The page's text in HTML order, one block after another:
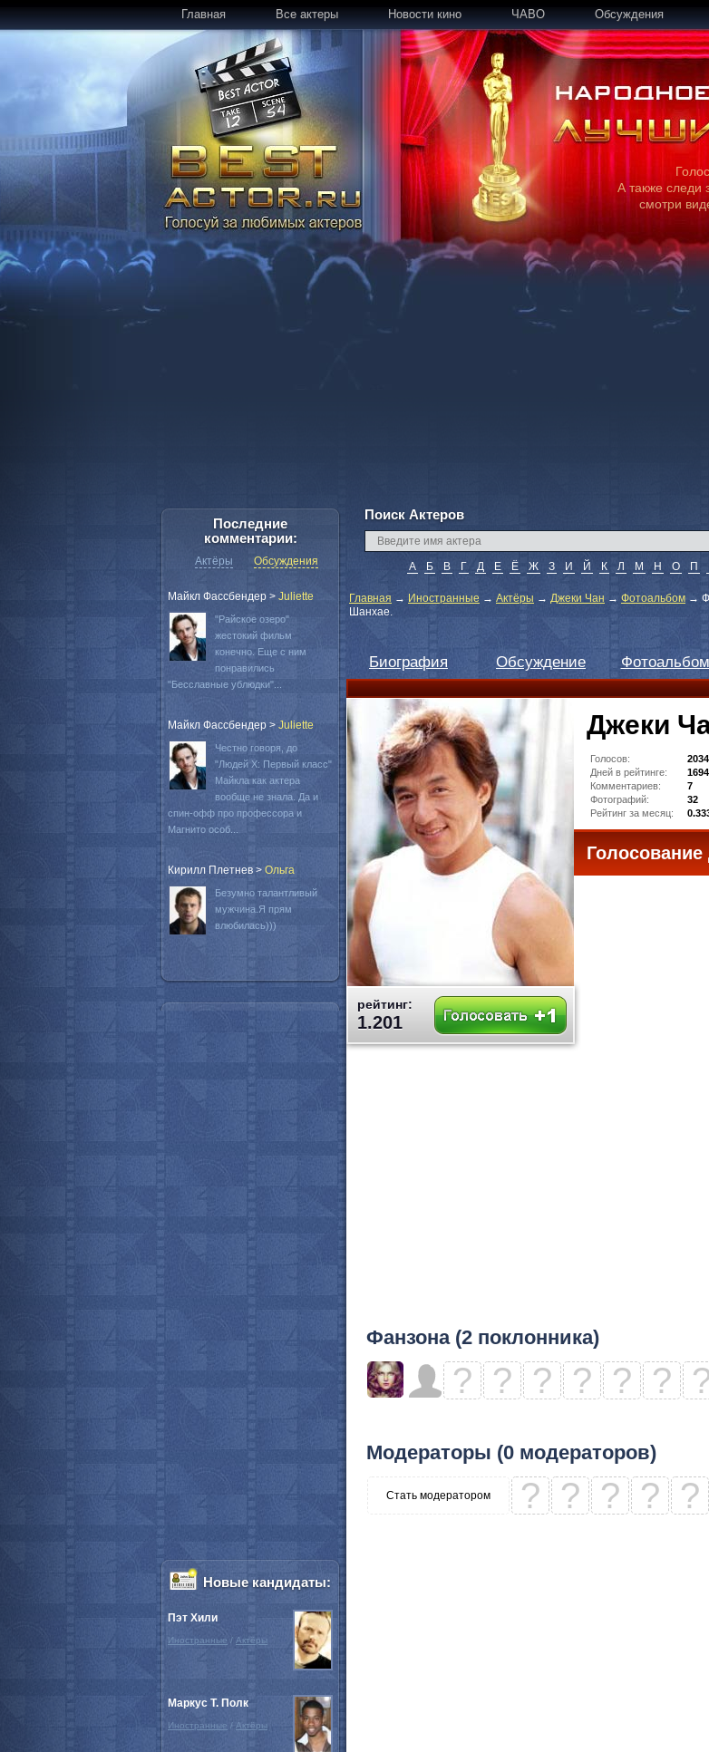
Главная Все актеры Новости кино ЧАВО Обсуждения
А также следи
смотри
Поиск Актеров
А Б В Г Д Е Ё Ж З И Й К Л М Н О П
Главная → Иностранные → Актёры → Джеки Чан → Фотоальбом →
Шанхае.
Биография Обсуждение Фотоальбом
рейтинг:
1.201
Джеки
Голосов:
2034
Дней в рейтинге:
1694
Комментариев:
7
Фотографий:
32
Рейтинг за месяц:
Голосование
Фанзона (2 поклонника)
? ? ? ? ? ?
Модераторы (0 модераторов)
Стать модератором ? ? ? ? ?
Последние
комментарии:
Актёры Обсуждения
Майкл Фассбендер > Juliette
"Райское озеро"
жестокий фильм
конечно. Еще с ним
понравились
"Бесславные ублюдки"...
Майкл Фассбендер > Juliette
Честно говоря, до
"Людей Х: Первый класс"
Майкла как актера
вообще не знала. Да и
спин-офф про профессора и
Магнито особ...
Кирилл Плетнев > Oльга
Безумно талантливый
мужчина.Я прям
влюбилась)))
Новые кандидаты:
Пэт Хили
Иностранные / Актёры
Маркус Т. Полк
Иностранные / Актёры